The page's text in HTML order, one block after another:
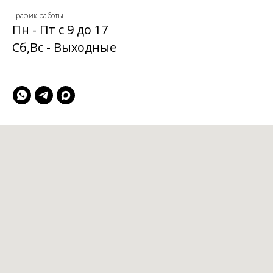
График работы
Пн - Пт с 9 до 17
Сб,Вс - Выходные